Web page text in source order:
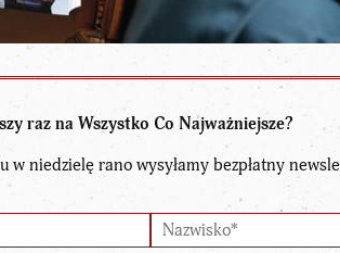
raz na Wszystko Co Najważniejsze?
niedzielę rano wysyłamy bezpłatny